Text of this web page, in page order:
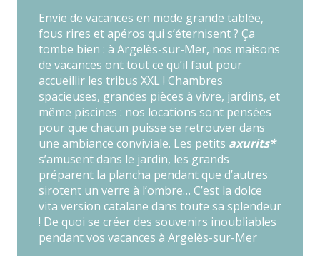
Envie de vacances en mode grande tablée,
fous rires et apéros qui s’éternisent ? Ça
tombe bien : à Argelès-sur-Mer, nos maisons
de vacances ont tout ce qu’il faut pour
accueillir les tribus XXL ! Chambres
spacieuses, grandes pièces à vivre, jardins, et
même piscines : nos locations sont pensées
pour que chacun puisse se retrouver dans
une ambiance conviviale. Les petits axurits*
s’amusent dans le jardin, les grands
préparent la plancha pendant que d’autres
sirotent un verre à l’ombre… C’est la dolce
vita version catalane dans toute sa splendeur
! De quoi se créer des souvenirs inoubliables
pendant vos vacances à Argelès-sur-Mer